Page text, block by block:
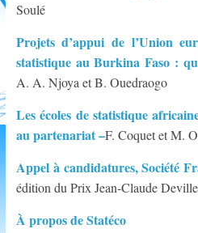
Soulé
Projets d’appui de l’Union
statistique au Burkina Faso :
A. A. Njoya et B. Ouedraogo
Les écoles de statistique
au partenariat –F. Coquet et M.
Appel à candidatures, Société
édition du Prix Jean-Claude Deville
À propos de Statéco